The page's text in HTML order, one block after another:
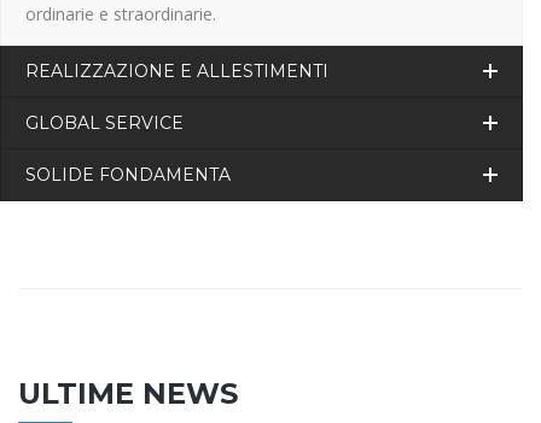
ordinarie e straordinarie.
REALIZZAZIONE E ALLESTIMENTI
GLOBAL SERVICE
SOLIDE FONDAMENTA
ULTIME NEWS